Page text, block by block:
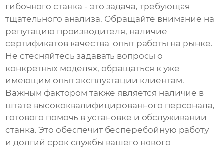
гибочного станка - это задача, требующая
тщательного анализа. Обращайте внимание на
репутацию производителя, наличие
сертификатов качества, опыт работы на рынке.
Не стесняйтесь задавать вопросы о
конкретных моделях, обращаться к уже
имеющим опыт эксплуатации клиентам.
Важным фактором также является наличие в
штате высококвалифицированного персонала,
готового помочь в установке и обслуживании
станка. Это обеспечит бесперебойную работу
и долгий срок службы вашего нового